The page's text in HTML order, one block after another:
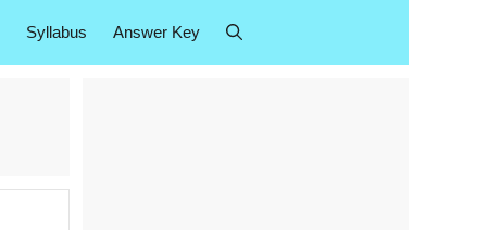
Syllabus Answer Key